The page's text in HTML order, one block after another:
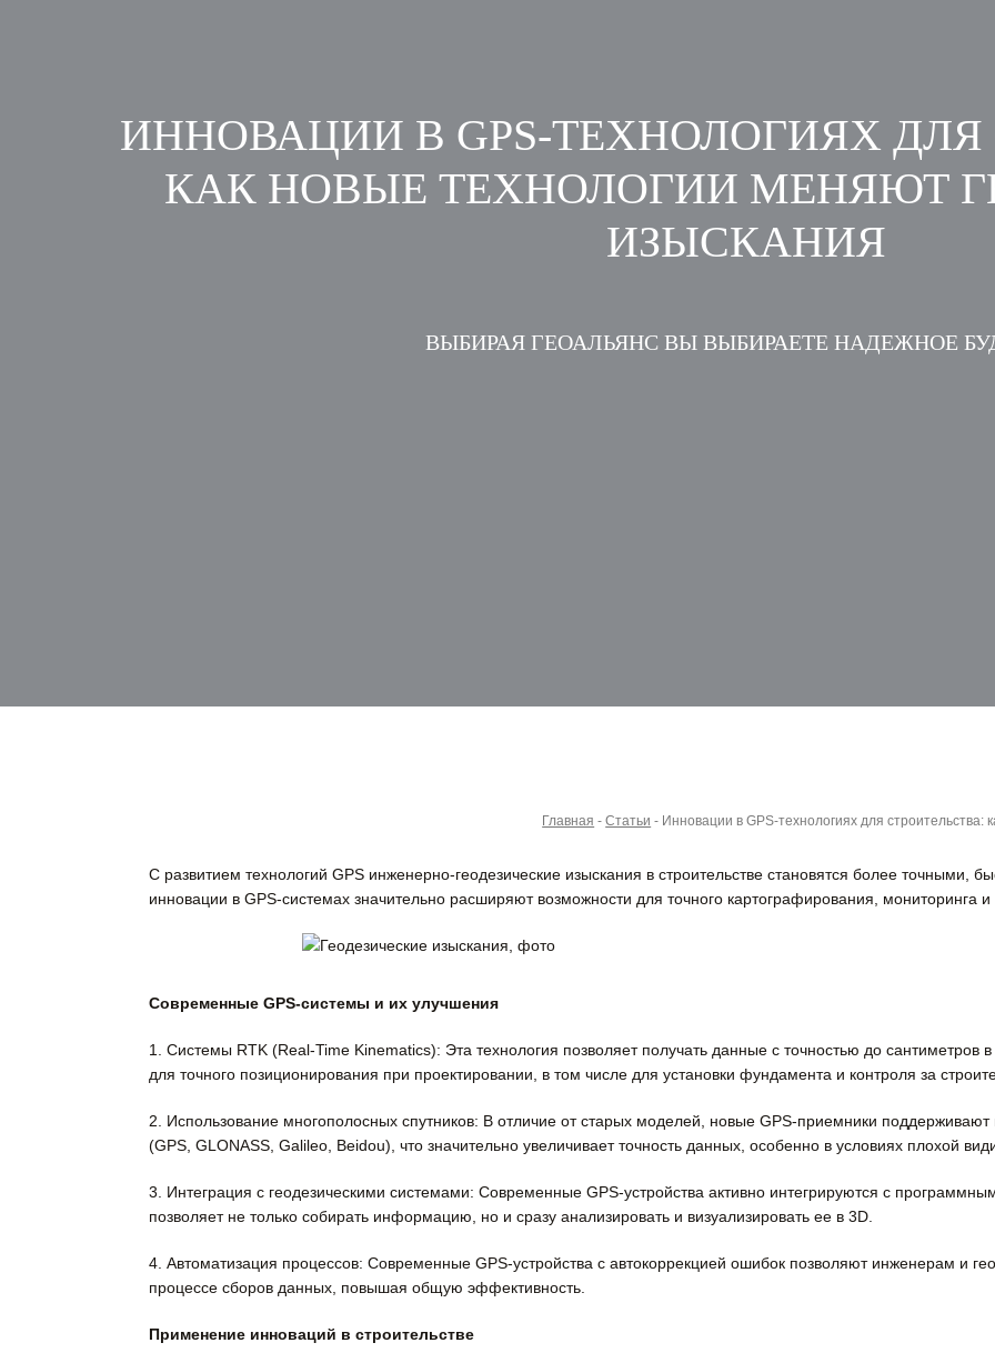
ИННОВАЦИИ В GPS-ТЕХНОЛОГИЯХ ДЛЯ
КАК НОВЫЕ ТЕХНОЛОГИИ МЕНЯЮТ
ИЗЫСКАНИЯ
ВЫБИРАЯ ГЕОАЛЬЯНС ВЫ ВЫБИРАЕТЕ НАДЕЖНОЕ
Главная -Статьи - Инновации в GPS-технологиях для строительства:
С развитием технологий GPS инженерно-геодезические изыскания в строительстве становятся более
инновации в GPS-системах значительно расширяют возможности для точного картографирования, мониторинга
Современные GPS-системы и их улучшения
1. Системы RTK (Real-Time Kinematics): Эта технология позволяет получать данные с точностью до сантиметров
для точного позиционирования при проектировании, в том числе для установки фундамента и контроля за
2. Использование многополосных спутников: В отличие от старых моделей, новые GPS-приемники поддерживают
(GPS, GLONASS, Galileo, Beidou), что значительно увеличивает точность данных, особенно в условиях плохой
3. Интеграция с геодезическими системами: Современные GPS-устройства активно интегрируются с
позволяет не только собирать информацию, но и сразу анализировать и визуализировать ее в 3D.
4. Автоматизация процессов: Современные GPS-устройства с автокоррекцией ошибок позволяют инженерам и
процессе сборов данных, повышая общую эффективность.
Применение инноваций в строительстве